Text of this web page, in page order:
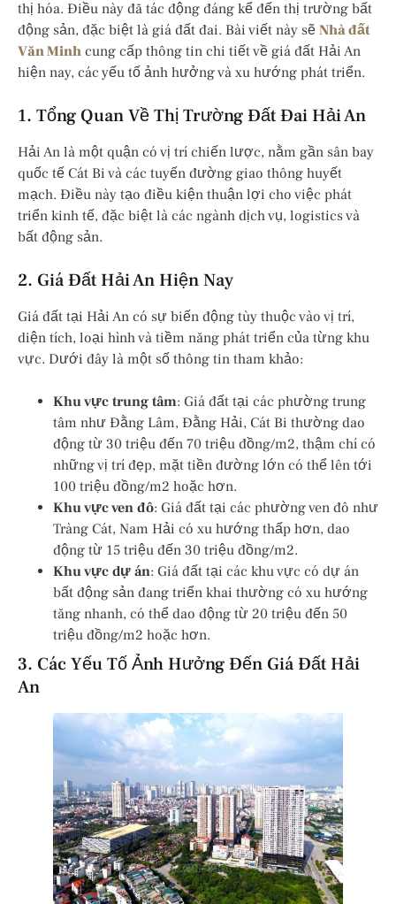
thị hóa. Điều này đã tác động đáng kể đến thị trường bất
động sản, đặc biệt là giá đất đai. Bài viết này sẽ Nhà đất
Văn Minh cung cấp thông tin chi tiết về giá đất Hải An
hiện nay, các yếu tố ảnh hưởng và xu hướng phát triển.
1. Tổng Quan Về Thị Trường Đất Đai Hải An
Hải An là một quận có vị trí chiến lược, nằm gần sân bay
quốc tế Cát Bi và các tuyến đường giao thông huyết
mạch. Điều này tạo điều kiện thuận lợi cho việc phát
triển kinh tế, đặc biệt là các ngành dịch vụ, logistics và
bất động sản.
2. Giá Đất Hải An Hiện Nay
Giá đất tại Hải An có sự biến động tùy thuộc vào vị trí,
diện tích, loại hình và tiềm năng phát triển của từng khu
vực. Dưới đây là một số thông tin tham khảo:
Khu vực trung tâm: Giá đất tại các phường trung
tâm như Đằng Lâm, Đằng Hải, Cát Bi thường dao
động từ 30 triệu đến 70 triệu đồng/m2, thậm chí có
những vị trí đẹp, mặt tiền đường lớn có thể lên tới
100 triệu đồng/m2 hoặc hơn.
Khu vực ven đô: Giá đất tại các phường ven đô như
Tràng Cát, Nam Hải có xu hướng thấp hơn, dao
động từ 15 triệu đến 30 triệu đồng/m2.
Khu vực dự án: Giá đất tại các khu vực có dự án
bất động sản đang triển khai thường có xu hướng
tăng nhanh, có thể dao động từ 20 triệu đến 50
triệu đồng/m2 hoặc hơn.
3. Các Yếu Tố Ảnh Hưởng Đến Giá Đất Hải
An